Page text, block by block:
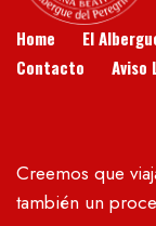
Home El
Contacto
Aviso
Creemos que
también un